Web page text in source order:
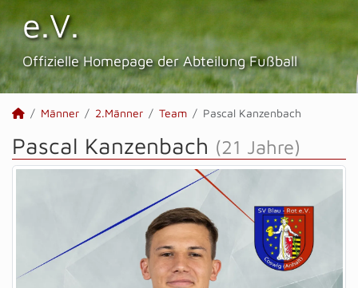
e.V.
Offizielle Homepage der Abteilung Fußball
Männer 2.Männer Team Pascal Kanzenbach
Pascal Kanzenbach (21 Jahre)